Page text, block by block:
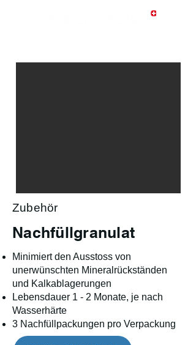
Zubehör
Nachfüllgranulat
Minimiert den Ausstoss von
unerwünschten Mineralrückständen
und Kalkablagerungen
Lebensdauer 1 - 2 Monate, je nach
Wasserhärte
3 Nachfüllpackungen pro Verpackung